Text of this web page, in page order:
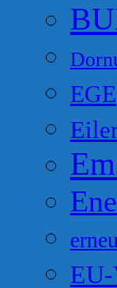
EGE
EU-